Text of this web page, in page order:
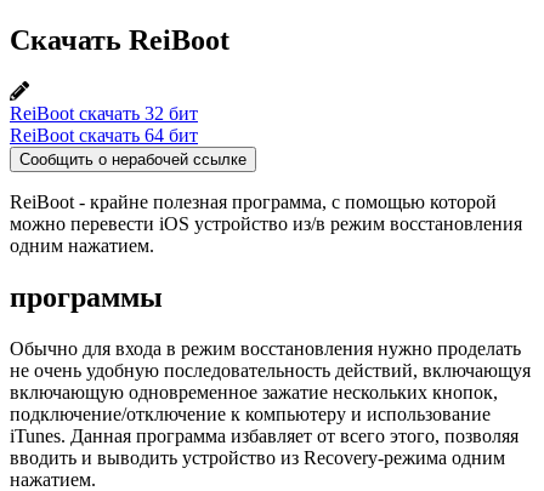
Скачать ReiBoot
ReiBoot скачать 32 бит
ReiBoot скачать 64 бит
Сообщить о нерабочей ссылке
ReiBoot - крайне полезная программа, с помощью которой
можно перевести iOS устройство из/в режим восстановления
одним нажатием.
программы
Обычно для входа в режим восстановления нужно проделать
не очень удобную последовательность действий, включающуя
включающую одновременное зажатие нескольких кнопок,
подключение/отключение к компьютеру и использование
iTunes. Данная программа избавляет от всего этого, позволяя
вводить и выводить устройство из Recovery-режима одним
нажатием.